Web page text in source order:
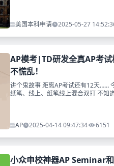
美国本科申请 2025-05-27
AP模考|TD研发全真AP考
不慌乱！
讲个鬼故事 距离AP考试还有12天……
纸笔、线上、纸笔线上混合双打 不知
AP 2025-04-14 09:47:34 6151
小众申校神器AP Seminar